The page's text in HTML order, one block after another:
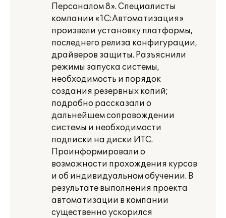
Персоналом 8». Специалисты
компании «1С:Автоматизация»
произвели установку платформы,
последнего релиза конфигурации,
драйверов защиты. Разъяснили
режимы запуска системы,
необходимость и порядок
создания резервных копий;
подробно рассказали о
дальнейшем сопровождении
системы и необходимости
подписки на диски ИТС.
Проинформировали о
возможности прохождения курсов
и об индивидуальном обучении. В
результате выполнения проекта
автоматизации в компании
существенно ускорился